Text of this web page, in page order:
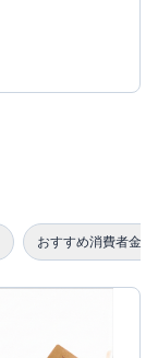
おすすめ消費者金融